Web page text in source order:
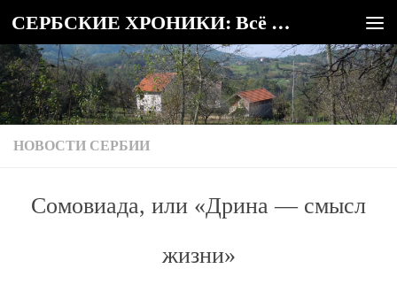
Под записью СЕРБСКИЕ ХРОНИКИ: Всё о Сербии
НОВОСТИ СЕРБИИ
Сомовиада, или «Дрина — смысл
жизни»